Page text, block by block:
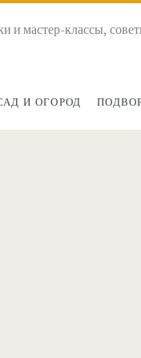
и мастер-классы,
И ОГОРОД